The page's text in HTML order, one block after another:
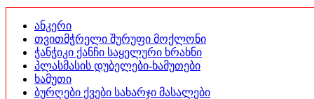
ანკერი
თვითმჭრელი შურუფი მოქლონი
ჭანჭიკი ქანჩი საყელური ხრახნი
პლასმასის დუბელები-ხამუთები
ხამუთი
ბურღები ქვები სახარჯი მასალები